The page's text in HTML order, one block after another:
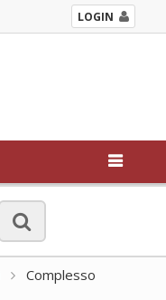
LOGIN
Complesso